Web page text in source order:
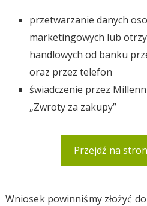
przetwarzanie danych
marketingowych lub
handlowych od banku
oraz przez telefon
świadczenie przez
„Zwroty za zakupy”
Przejdź na
Wniosek powinniśmy złożyć